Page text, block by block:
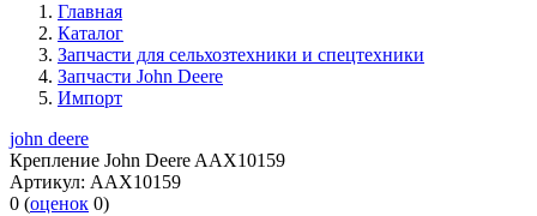
Главная
Каталог
Запчасти для сельхозтехники и спецтехники
Запчасти John Deere
Импорт
john deere
Крепление John Deere AAX10159
Артикул: AAX10159
0 (оценок 0)